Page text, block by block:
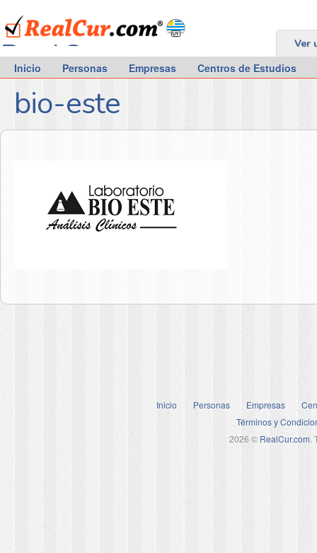
RealCur.com Ver
Inicio Personas Empresas Centros de Estudios
bio-este
Inicio Personas Empresas
Términos y
2026 © RealCur.com.